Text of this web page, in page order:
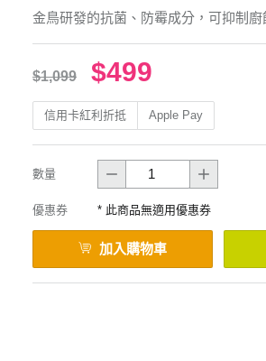
金鳥研發的抗菌、防霉成分，可抑制
$1,099 $499
信用卡紅利折抵 Apple Pay
數量
優惠券 * 此商品無適用優惠券
加入購物車